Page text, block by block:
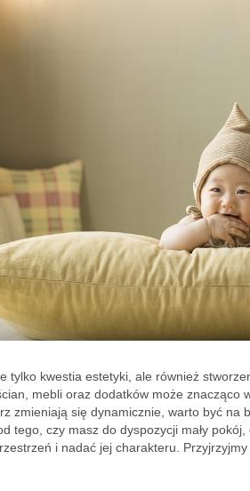
tylko kwestia estetyki, ale również
mebli oraz dodatków może znacząco
zmieniają się dynamicznie, warto być na
tego, czy masz do dyspozycji mały
i nadać jej charakteru.